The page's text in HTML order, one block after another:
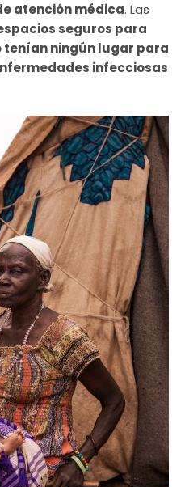
atención médica. Las
seguros para
tenían ningún lugar para
infecciosas